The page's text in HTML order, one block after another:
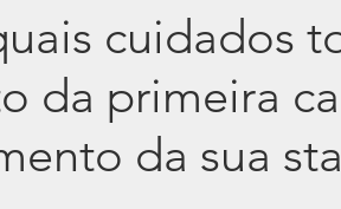
cuidados
da primeira
da sua